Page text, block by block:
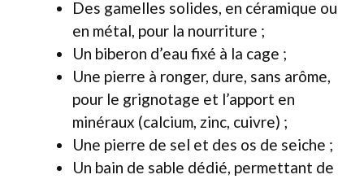
Des gamelles solides, en céramique ou
en métal, pour la nourriture ;
Un biberon d’eau fixé à la cage ;
Une pierre à ronger, dure, sans arôme,
pour le grignotage et l’apport en
minéraux (calcium, zinc, cuivre) ;
Une pierre de sel et des os de seiche ;
Un bain de sable dédié, permettant de